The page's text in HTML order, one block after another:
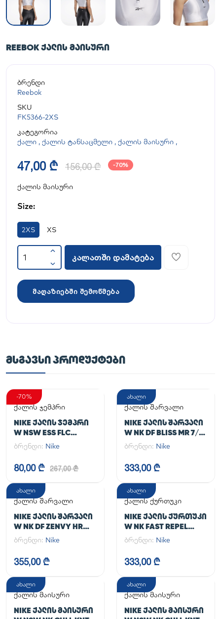
REEBOK ᲥᲐᲚᲘᲡ ᲛᲐᲘᲡᲣᲠᲘ
ბრენდი
Reebok
SKU
FK5366-2XS
კატეგორია
ქალი , ქალის ტანსაცმელი , ქალის მაისური ,
47,00 ₾ 156,00 ₾ -70%
ქალის მაისური
Size:
2XS XS
კალათში დამატება
მაღაზიებში შემოწმება
ᲛᲡᲒᲐᲕᲡᲘ ᲞᲠᲝᲓᲣᲥᲢᲔᲑᲘ
-70%
ქალის ჯემპრი
NIKE ᲥᲐᲚᲘᲡ ᲯᲔᲛᲞᲠᲘ
W NSW ESS FLC
HOODIE CLCTN RE
ბრენდი: Nike
80,00 ₾ 267,00 ₾
ახალი
ქალის შარვალი
NIKE ᲥᲐᲚᲘᲡ ᲨᲐᲠᲕᲐᲚᲘ
W NK DF BLISS MR 7/8
JOGGER
ბრენდი: Nike
333,00 ₾
ახალი
ქალის შარვალი
NIKE ᲥᲐᲚᲘᲡ ᲨᲐᲠᲕᲐᲚᲘ
W NK DF ZENVY HR
TGHT
ბრენდი: Nike
355,00 ₾
ახალი
ქალის ქურთუკი
NIKE ᲥᲐᲚᲘᲡ ᲥᲣᲠᲗᲣᲙᲘ
W NK FAST REPEL
JACKET
ბრენდი: Nike
333,00 ₾
ახალი
ქალის მაისური
NIKE ᲥᲐᲚᲘᲡ ᲛᲐᲘᲡᲣᲠᲘ
ახალი
ქალის მაისური
NIKE ᲥᲐᲚᲘᲡ ᲛᲐᲘᲡᲣᲠᲘ